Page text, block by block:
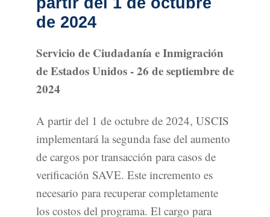
de 2024
Servicio de Ciudadanía e Inmigración
de Estados Unidos - 26 de septiembre de
2024
A partir del 1 de octubre de 2024, USCIS
implementará la segunda fase del aumento
de cargos por transacción para casos de
verificación SAVE. Este incremento es
necesario para recuperar completamente
los costos del programa. El cargo para